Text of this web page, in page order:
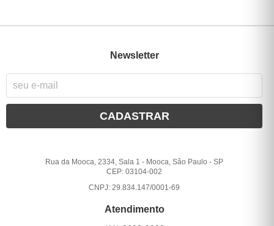
Newsletter
CADASTRAR
Rua da Mooca, 2334, Sala 1 - Mooca, São Paulo -SP
CEP: 03104-002
CNPJ: 29.834.147/0001-69
Atendimento